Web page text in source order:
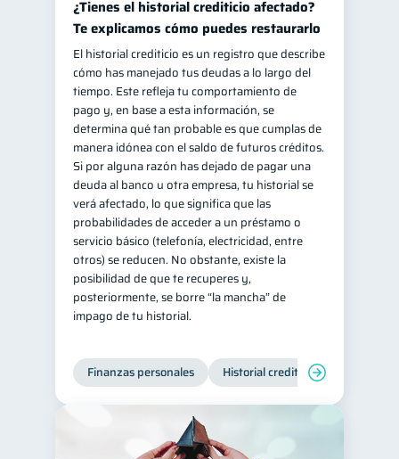
¿Tienes el historial crediticio afectado?
Te explicamos cómo puedes restaurarlo
El historial crediticio es un registro que describe
cómo has manejado tus deudas a lo largo del
tiempo. Este refleja tu comportamiento de
pago y, en base a esta información, se
determina qué tan probable es que cumplas de
manera idónea con el saldo de futuros créditos.
Si por alguna razón has dejado de pagar una
deuda al banco u otra empresa, tu historial se
verá afectado, lo que significa que las
probabilidades de acceder a un préstamo o
servicio básico (telefonía, electricidad, entre
otros) se reducen. No obstante, existe la
posibilidad de que te recuperes y,
posteriormente, se borre “la mancha” de
impago de tu historial.
Finanzas personales Historial crediticio